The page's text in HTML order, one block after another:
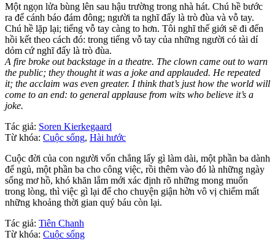
Một ngọn lửa bùng lên sau hậu trường trong nhà hát. Chú hề bước
ra để cánh báo đám đông; người ta nghĩ đấy là trò đùa và vỗ tay.
Chú hề lặp lại; tiếng vỗ tay càng to hơn. Tôi nghĩ thế giới sẽ đi đến
hồi kết theo cách đó: trong tiếng vỗ tay của những người có tài dí
dỏm cứ nghĩ đấy là trò đùa.
A fire broke out backstage in a theatre. The clown came out to warn
the public; they thought it was a joke and applauded. He repeated
it; the acclaim was even greater. I think that’s just how the world will
come to an end: to general applause from wits who believe it’s a
joke.
Tác giả: Soren Kierkegaard
Từ khóa: Cuộc sống, Hài hước
Cuộc đời của con người vốn chẳng lấy gì làm dài, một phần ba dành
để ngủ, một phần ba cho công việc, rồi thêm vào đó là những ngày
sống mơ hồ, khó khăn lắm mới xác định rõ những mong muốn
trong lòng, thì việc gì lại để cho chuyện giận hờn vô vị chiếm mất
những khoảng thời gian quý báu còn lại.
Tác giả: Tiên Chanh
Từ khóa: Cuộc sống